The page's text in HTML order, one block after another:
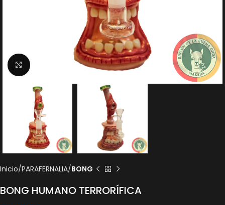
Click to enlarge
Inicio PARAFERNALIA BONG
BONG HUMANO TERRORÍFICA